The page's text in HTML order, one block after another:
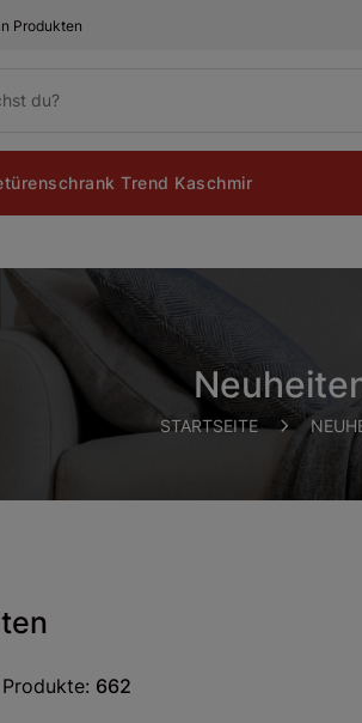
Produkten
Trend Kaschmir
STARTSEITE
662